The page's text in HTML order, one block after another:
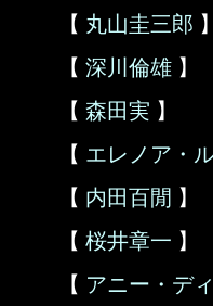
【 丸山圭三郎 】
【 深川倫雄 】
【 森田実 】
【 エレノア・
【 内田百閒 】
【 桜井章一 】
【 アニー・デ